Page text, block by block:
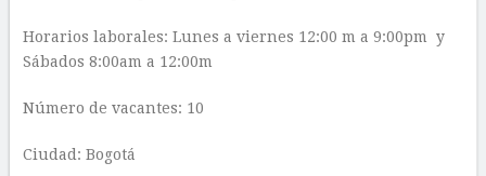
Horarios laborales: Lunes a viernes 12:00 m a 9:00pm y
Sábados 8:00am a 12:00m
Número de vacantes: 10
Ciudad: Bogotá